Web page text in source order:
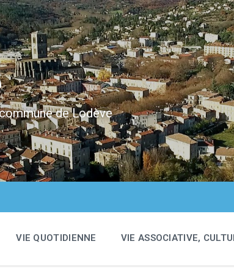
de Lodève
VIE QUOTIDIENNE VIE ASSOCIATIVE,